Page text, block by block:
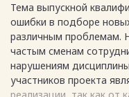
«Зима» 52
3.1. Резюме проекта.
проекта для OOO
3.2. Оценка
68
3.3. Эффективность
Тема выпускной
ошибки в подборе
различным проблемам.
частым сменам
нарушениям
участников проекта